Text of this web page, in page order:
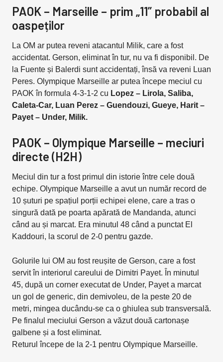
PAOK – Marseille – prim „11” probabil al
oaspeților
La OM ar putea reveni atacantul Milik, care a fost
accidentat. Gerson, eliminat în tur, nu va fi disponibil. De
la Fuente și Balerdi sunt accidentați, însă va reveni Luan
Peres. Olympique Marseille ar putea începe meciul cu
PAOK în formula 4-3-1-2 cu Lopez – Lirola, Saliba,
Caleta-Car, Luan Perez – Guendouzi, Gueye, Harit –
Payet – Under, Milik.
PAOK – Olympique Marseille – meciuri
directe (H2H)
Meciul din tur a fost primul din istorie între cele două
echipe. Olympique Marseille a avut un număr record de
10 șuturi pe spațiul porții echipei elene, care a tras o
singură dată pe poarta apărată de Mandanda, atunci
când au și marcat. Era minutul 48 când a punctat El
Kaddouri, la scorul de 2-0 pentru gazde.
Golurile lui OM au fost reușite de Gerson, care a fost
servit în interiorul careului de Dimitri Payet. În minutul
45, după un corner executat de Under, Payet a marcat
un gol de generic, din demivoleu, de la peste 20 de
metri, mingea ducându-se ca o ghiulea sub transversală.
Pe finalul meciului Gerson a văzut două cartonașe
galbene și a fost eliminat.
Returul începe de la 2-1 pentru Olympique Marseille.